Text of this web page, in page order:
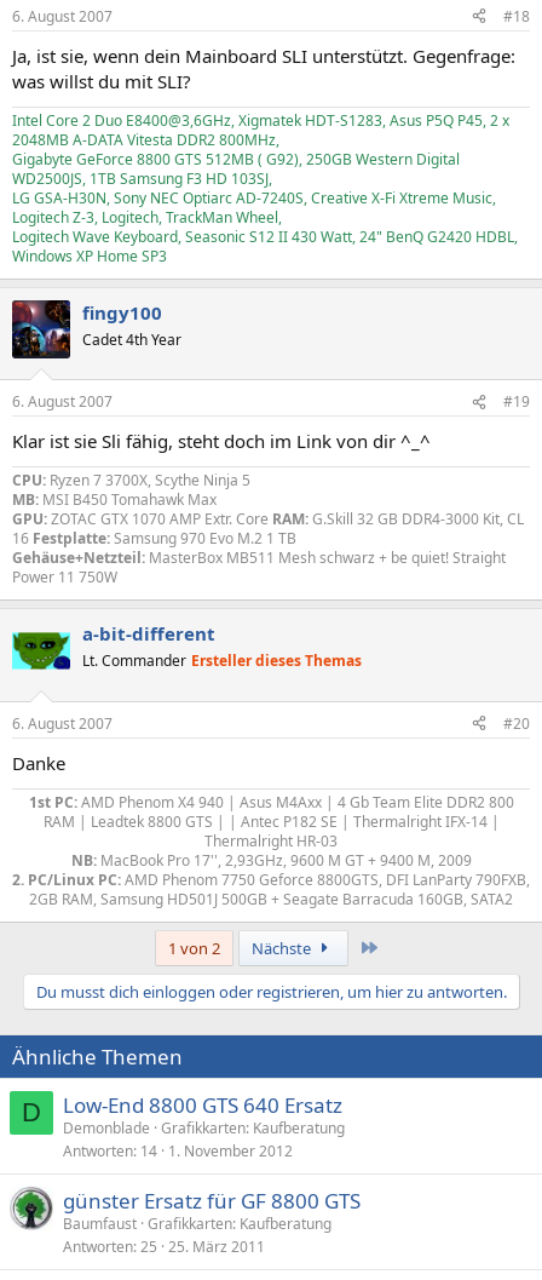
6. August 2007 #18
Ja, ist sie, wenn dein Mainboard SLI unterstützt. Gegenfrage:
was willst du mit SLI?
Intel Core 2 Duo E8400@3,6GHz, Xigmatek HDT-S1283, Asus P5Q P45, 2 x
2048MB A-DATA Vitesta DDR2 800MHz,
Gigabyte GeForce 8800 GTS 512MB ( G92), 250GB Western Digital
WD2500JS, 1TB Samsung F3 HD 103SJ,
LG GSA-H30N, Sony NEC Optiarc AD-7240S, Creative X-Fi Xtreme Music,
Logitech Z-3, Logitech, TrackMan Wheel,
Logitech Wave Keyboard, Seasonic S12 II 430 Watt, 24" BenQ G2420 HDBL,
Windows XP Home SP3
fingy100
Cadet 4th Year
6. August 2007 #19
Klar ist sie Sli fähig, steht doch im Link von dir ^_^
CPU: Ryzen 7 3700X, Scythe Ninja 5
MB: MSI B450 Tomahawk Max
GPU:ZOTAC GTX 1070 AMP Extr. Core RAM:G.Skill 32 GB DDR4-3000 Kit, CL
16 Festplatte:Samsung 970 Evo M.2 1 TB
Gehäuse+Netzteil: MasterBox MB511 Mesh schwarz + be quiet! Straight
Power 11 750W
a-bit-different
Lt. Commander Ersteller dieses Themas
6. August 2007 #20
Danke
1st PC:AMD Phenom X4 940 | Asus M4Axx | 4 Gb Team Elite DDR2 800
RAM | Leadtek 8800 GTS | | Antec P182 SE | Thermalright IFX-14 |
Thermalright HR-03
NB:MacBook Pro 17'', 2,93GHz, 9600 M GT + 9400 M, 2009
2. PC/Linux PC:AMD Phenom 7750 Geforce 8800GTS, DFI LanParty 790FXB,
2GB RAM, Samsung HD501J 500GB + Seagate Barracuda 160GB, SATA2​
1 von 2 Nächste
Du musst dich einloggen oder registrieren, um hier zu antworten.
Ähnliche Themen
D Low-End 8800 GTS 640 Ersatz
Demonblade Grafikkarten: Kaufberatung
Antworten 14 1. November 2012
günster Ersatz für GF 8800 GTS
Baumfaust Grafikkarten: Kaufberatung
Antworten 25 25. März 2011